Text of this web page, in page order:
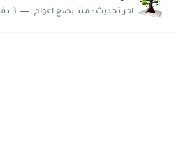
اخر تحديث : منذ بضع اعوام 3 دقائق للقراءة